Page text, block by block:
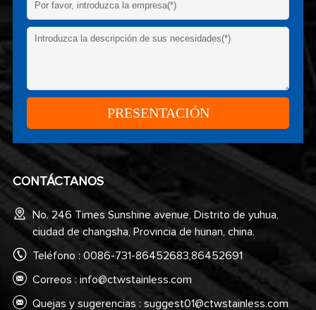
CONTÁCTANOS
No. 246 Times Sunshine avenue, Distrito de yuhua,
ciudad de changsha, Provincia de hunan, china.
Teléfono : 0086-731-86452683,86452691
Correos : info@ctwstainless.com
Quejas y sugerencias : suggest01@ctwstainless.com